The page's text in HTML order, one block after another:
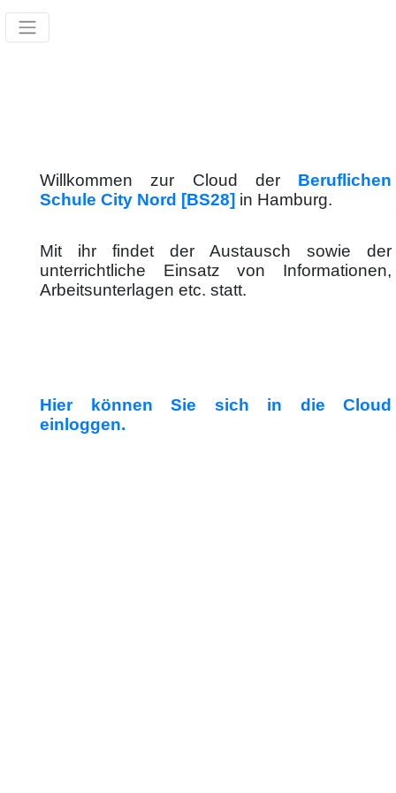
Willkommen zur Cloud der Beruflichen
Schule City Nord [BS28] in Hamburg.
Mit ihr findet der Austausch sowie der
unterrichtliche Einsatz von Informationen,
Arbeitsunterlagen etc. statt.
Hier können Sie sich in die Cloud
einloggen.